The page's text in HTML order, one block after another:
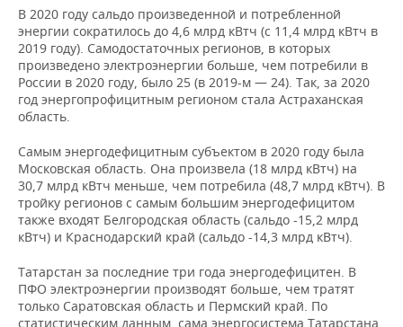
область)
Ямало-Ненецкий
автономный
округ (Тюменская
область)
4
250,41
4
167,61
3
613,22
область (кроме
Ханты-
Мансийского
автономного
округа-Югры и
Ямало-Ненецкого
округа)
2
488,8
2
436,25
2
461,49
Челябинская
6
6
6
Республика
Северная Осетия
762,8 295,9 325,0
Чеченская
республика
1
315,7
704,8 8,8 86,7%
Ставропольский
Приволжский
федеральный
округ
181
325,0
188
268,2
192
706,6
-3,7%
Республика
24
26
24
Республика
Марий-эл
929,4 922,5 958,3
Республика
Карелия
7
655,2
7
813,9
7
931,9
Республика Коми
8
610,5
9
215,7
9
166,2
-6,6%
область
878,9
137,7
044,5
-2,6%
Архангельская
область (кроме
автономного
округа)
7
916,8
7
883,2
7
821,4
Ненецкий
автономный
округ
1
962,0
2
254,5
2
223,2
В 2020 году сальдо произведенной и потребленной
энергии сократилось до 4,6 млрд кВтч (с 11,4 млрд кВтч в
2019 году). Самодостаточных регионов, в которых
произведено электроэнергии больше, чем потребили в
России в 2020 году, было 25 (в 2019-м — 24). Так, за 2020
год энергопрофицитным регионом стала Астраханская
область.
Самым энергодефицитным субъектом в 2020 году была
Московская область. Она произвела (18 млрд кВтч) на
30,7 млрд кВтч меньше, чем потребила (48,7 млрд кВтч). В
тройку регионов с самым большим энергодефицитом
также входят Белгородская область (сальдо -15,2 млрд
кВтч) и Краснодарский край (сальдо -14,3 млрд кВтч).
Татарстан за последние три года энергодефицитен. В
ПФО электроэнергии производят больше, чем тратят
только Саратовская область и Пермский край. По
статистическим данным, сама энергосистема Татарстана